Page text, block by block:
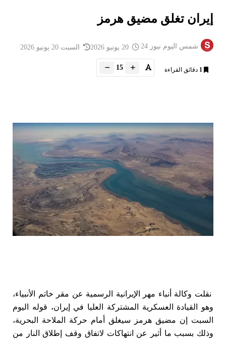
إيران تغلق مضيق هرمز
شمس اليوم نيوز 24 السبت 20 يونيو 2026
1 دقائق القراءة 15
نقلت ​وكالة ​أنباء مهر الإيرانية الرسمية ‌عن ‌مقر ‌خاتم الأنبياء،
وهو القيادة ⁠العسكرية المشتركة العليا في إيران، ​قوله اليوم
السبت ⁠إن مضيق هرمز سيغلق ⁠أمام حركة الملاحة البحرية،
وذلك بسبب ما أثير عن انتهاكات لاتفاق ​وقف إطلاق النار من